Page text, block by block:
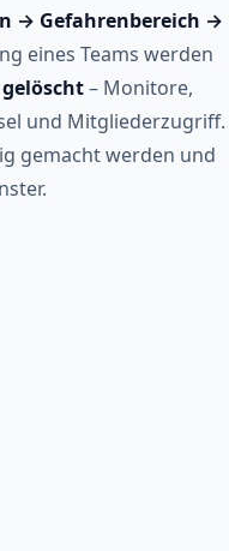
→ Gefahrenbereich →
eines Teams werden
– Monitore,
und Mitgliederzugriff.
gemacht werden und